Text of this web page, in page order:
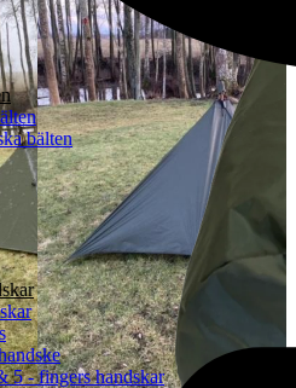
bälten
5 - fingers handskar